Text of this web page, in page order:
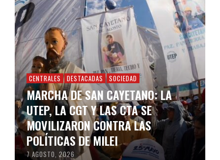
CENTRALES DESTACADAS SOCIEDAD
MARCHA DE SAN CAYETANO: LA
UTEP, LA CGT Y LAS CTA SE
MOVILIZARON CONTRA LAS
POLÍTICAS DE MILEI
7 AGOSTO, 2026